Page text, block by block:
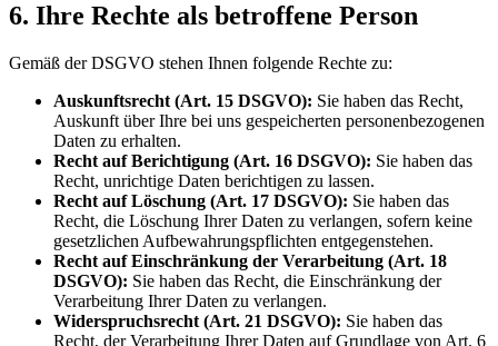
6. Ihre Rechte als betroffene Person
Gemäß der DSGVO stehen Ihnen folgende Rechte zu:
Auskunftsrecht (Art. 15 DSGVO): Sie haben das Recht,
Auskunft über Ihre bei uns gespeicherten personenbezogenen
Daten zu erhalten.
Recht auf Berichtigung (Art. 16 DSGVO): Sie haben das
Recht, unrichtige Daten berichtigen zu lassen.
Recht auf Löschung (Art. 17 DSGVO): Sie haben das
Recht, die Löschung Ihrer Daten zu verlangen, sofern keine
gesetzlichen Aufbewahrungspflichten entgegenstehen.
Recht auf Einschränkung der Verarbeitung (Art. 18
DSGVO): Sie haben das Recht, die Einschränkung der
Verarbeitung Ihrer Daten zu verlangen.
Widerspruchsrecht (Art. 21 DSGVO): Sie haben das
Recht, der Verarbeitung Ihrer Daten auf Grundlage von Art. 6